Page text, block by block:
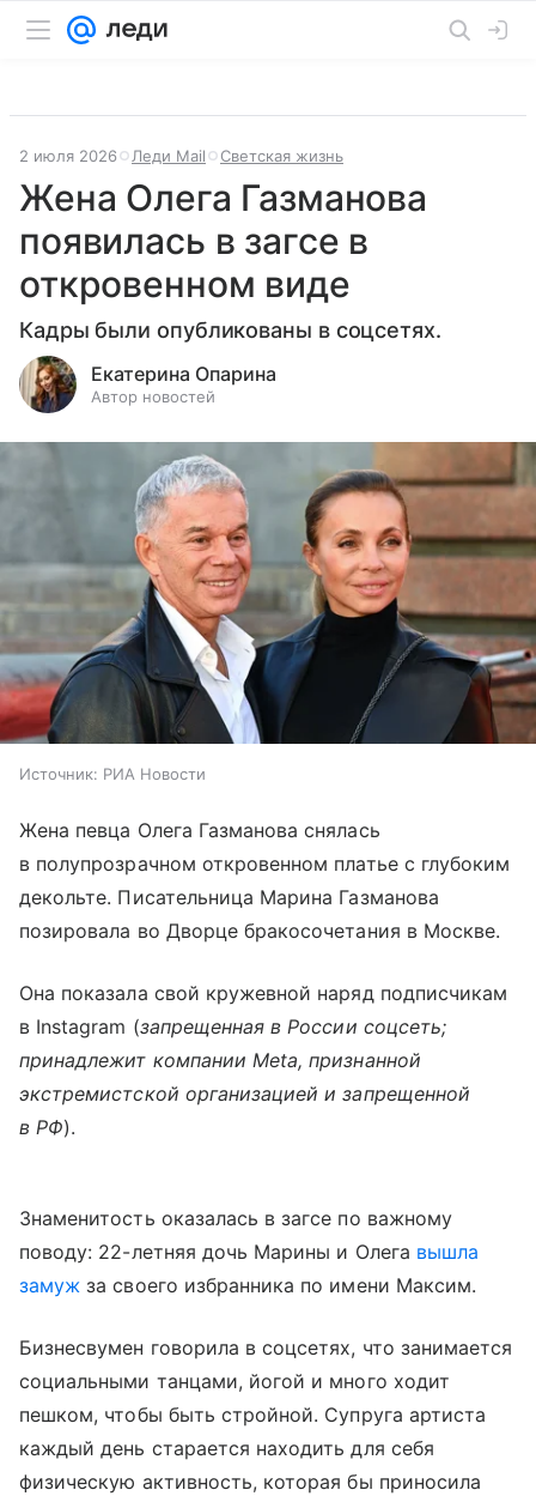
2 июля 2026 Леди Mail Светская жизнь
Жена Олега Газманова
появилась в загсе в
откровенном виде
Кадры были опубликованы в соцсетях.
Екатерина Опарина
Автор новостей
Источник: РИА Новости
Жена певца Олега Газманова снялась
в полупрозрачном откровенном платье с глубоким
декольте. Писательница Марина Газманова
позировала во Дворце бракосочетания в Москве.
Она показала свой кружевной наряд подписчикам
в Instagram (запрещенная в России соцсеть;
принадлежит компании Meta, признанной
экстремистской организацией и запрещенной
в РФ).
Знаменитость оказалась в загсе по важному
поводу: 22-летняя дочь Марины и Олега вышла
замуж за своего избранника по имени Максим.
Бизнесвумен говорила в соцсетях, что занимается
социальными танцами, йогой и много ходит
пешком, чтобы быть стройной. Супруга артиста
каждый день старается находить для себя
физическую активность, которая бы приносила